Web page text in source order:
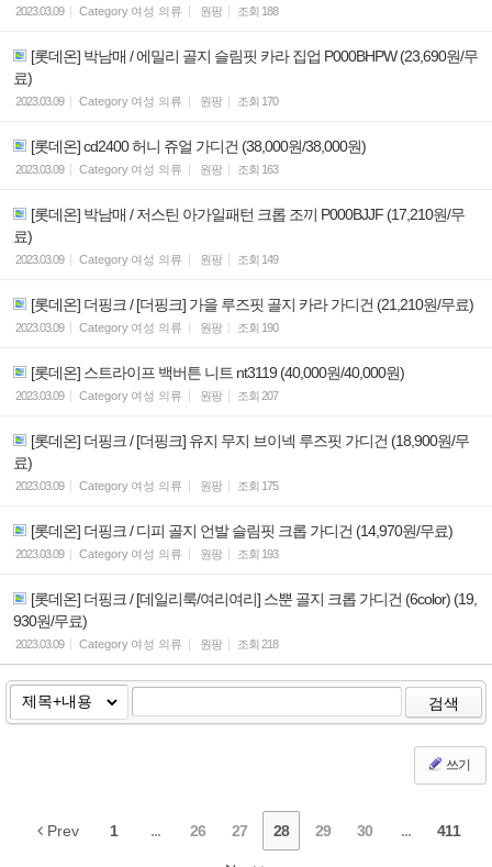
2023.03.09 Category 여성 의류 원팡 조회 188
[롯데온] 박남매 / 에밀리 골지 슬림핏 카라 집업 P000BHPW (23,690원/무
료)
2023.03.09 Category 여성 의류 원팡 조회 170
[롯데온] cd2400 허니 쥬얼 가디건 (38,000원/38,000원)
2023.03.09 Category 여성 의류 원팡 조회 163
[롯데온] 박남매 / 저스틴 아가일패턴 크롭 조끼 P000BJJF (17,210원/무
료)
2023.03.09 Category 여성 의류 원팡 조회 149
[롯데온] 더핑크 / [더핑크] 가을 루즈핏 골지 카라 가디건 (21,210원/무료)
2023.03.09 Category 여성 의류 원팡 조회 190
[롯데온] 스트라이프 백버튼 니트 nt3119 (40,000원/40,000원)
2023.03.09 Category 여성 의류 원팡 조회 207
[롯데온] 더핑크 / [더핑크] 유지 무지 브이넥 루즈핏 가디건 (18,900원/무
료)
2023.03.09 Category 여성 의류 원팡 조회 175
[롯데온] 더핑크 / 디피 골지 언발 슬림핏 크롭 가디건 (14,970원/무료)
2023.03.09 Category 여성 의류 원팡 조회 193
[롯데온] 더핑크 / [데일리룩/여리여리] 스뿐 골지 크롭 가디건 (6color) (19,
930원/무료)
2023.03.09 Category 여성 의류 원팡 조회 218
검색
쓰기
Prev 1 ... 26 27 28 29 30 ... 411